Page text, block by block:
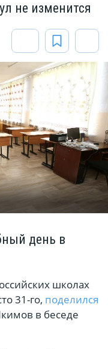
не изменится
день в
школах
31-го, поделился
в беседе